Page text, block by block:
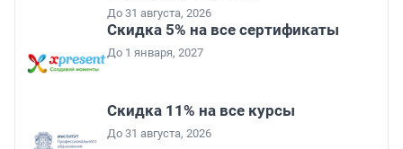
До 31 августа, 2026
Скидка 5% на все сертификаты
До 1 января, 2027
Скидка 11% на все курсы
До 31 августа, 2026